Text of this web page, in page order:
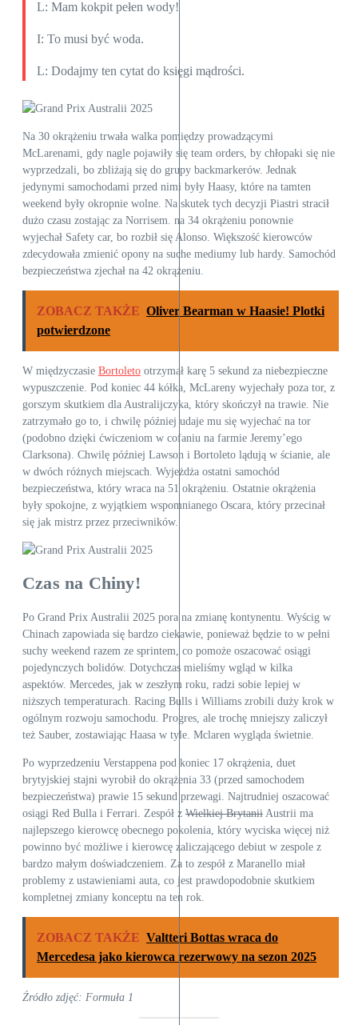
L: Mam kokpit pełen wody!
I: To musi być woda.
L: Dodajmy ten cytat do księgi mądrości.
Na 30 okrążeniu trwała walka pomiędzy prowadzącymi
McLarenami, gdy nagle pojawiły się team orders, by chłopaki się nie
wyprzedzali, bo zbliżają się do grupy backmarkerów. Jednak
jedynymi samochodami przed nimi były Haasy, które na tamten
weekend były okropnie wolne. Na skutek tych decyzji Piastri stracił
dużo czasu zostając za Norrisem. na 34 okrążeniu ponownie
wyjechał Safety car, bo rozbił się Alonso. Większość kierowców
zdecydowała zmienić opony na suche mediumy lub hardy. Samochód
bezpieczeństwa zjechał na 42 okrążeniu.
ZOBACZ TAKŻE Oliver Bearman w Haasie! Plotki
potwierdzone
W międzyczasie Bortoleto otrzymał karę 5 sekund za niebezpieczne
wypuszczenie. Pod koniec 44 kółka, McLareny wyjechały poza tor, z
gorszym skutkiem dla Australijczyka, który skończył na trawie. Nie
zatrzymało go to, i chwilę później udaje mu się wyjechać na tor
(podobno dzięki ćwiczeniom w cofaniu na farmie Jeremy’ego
Clarksona). Chwilę później Lawson i Bortoleto lądują w ścianie, ale
w dwóch różnych miejscach. Wyjeżdża ostatni samochód
bezpieczeństwa, który wraca na 51 okrążeniu. Ostatnie okrążenia
były spokojne, z wyjątkiem wspomnianego Oscara, który przecinał
się jak mistrz przez przeciwników.
Czas na Chiny!
Po Grand Prix Australii 2025 pora na zmianę kontynentu. Wyścig w
Chinach zapowiada się bardzo ciekawie, ponieważ będzie to w pełni
suchy weekend razem ze sprintem, co pomoże oszacować osiągi
pojedynczych bolidów. Dotychczas mieliśmy wgląd w kilka
aspektów. Mercedes, jak w zeszłym roku, radzi sobie lepiej w
niższych temperaturach. Racing Bulls i Williams zrobili duży krok w
ogólnym rozwoju samochodu. Progres, ale trochę mniejszy zaliczył
też Sauber, zostawiając Haasa w tyle. Mclaren wygląda świetnie.
Po wyprzedzeniu Verstappena pod koniec 17 okrążenia, duet
brytyjskiej stajni wyrobił do okrążenia 33 (przed samochodem
bezpieczeństwa) prawie 15 sekund przewagi. Najtrudniej oszacować
osiągi Red Bulla i Ferrari. Zespół z Wielkiej Brytanii Austrii ma
najlepszego kierowcę obecnego pokolenia, który wyciska więcej niż
powinno być możliwe i kierowcę zaliczającego debiut w zespole z
bardzo małym doświadczeniem. Za to zespół z Maranello miał
problemy z ustawieniami auta, co jest prawdopodobnie skutkiem
kompletnej zmiany konceptu na ten rok.
ZOBACZ TAKŻE Valtteri Bottas wraca do
Mercedesa jako kierowca rezerwowy na sezon 2025
Źródło zdjęć: Formuła 1